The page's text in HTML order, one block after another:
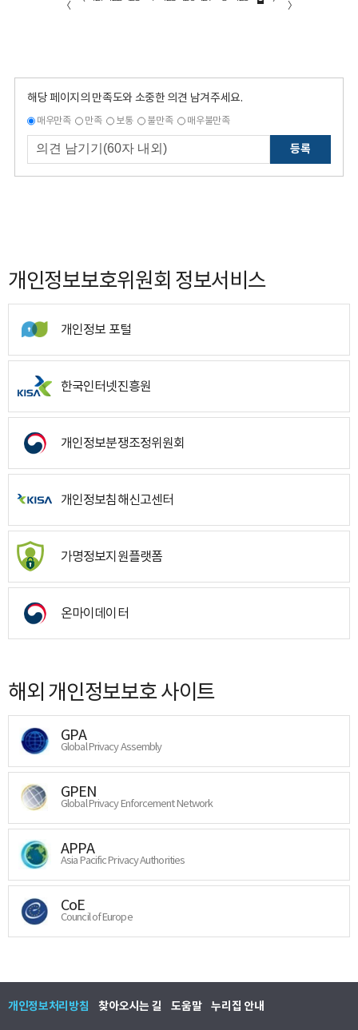
〈
〉
해당 페이지의 만족도와 소중한 의견 남겨주세요.
매우만족 만족 보통 불만족 매우불만족
등록
개인정보보호위원회 정보서비스
개인정보 포털
한국인터넷진흥원
개인정보분쟁조정위원회
개인정보침해신고센터
가명정보지원플랫폼
온마이데이터
해외 개인정보보호 사이트
GPA
Global Privacy Assembly
GPEN
Global Privacy Enforcement Network
APPA
Asia Pacific Privacy Authorities
CoE
Council of Europe
개인정보처리방침 찾아오시는 길 도움말 누리집 안내